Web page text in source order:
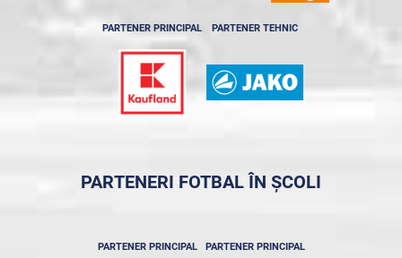
PARTENER PRINCIPAL PARTENER TEHNIC
PARTENERI FOTBAL ÎN ȘCOLI
PARTENER PRINCIPAL PARTENER PRINCIPAL